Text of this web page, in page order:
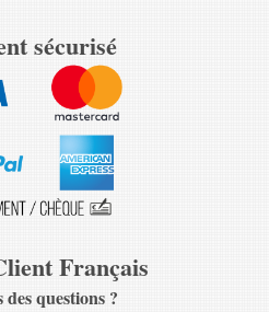
sécurisé
Français
des questions ?